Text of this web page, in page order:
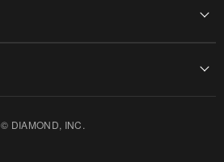
© DIAMOND, INC.